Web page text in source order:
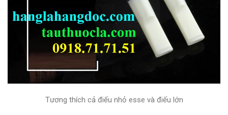
Tương thích cả điếu nhỏ esse và điếu lớn